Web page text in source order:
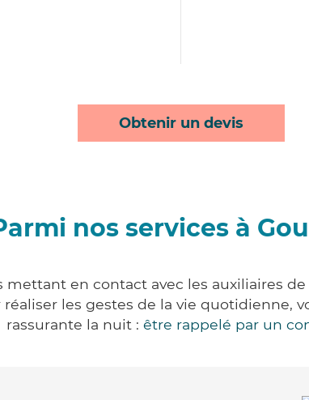
Obtenir un devis
nos services à
en contact avec les auxiliaires
les gestes de la vie quotidienne,
rassurante la nuit : être rappelé par un